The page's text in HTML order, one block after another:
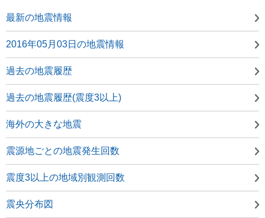
最新の地震情報
2016年05月03日の地震情報
過去の地震履歴
過去の地震履歴(震度3以上)
海外の大きな地震
震源地ごとの地震発生回数
震度3以上の地域別観測回数
震央分布図